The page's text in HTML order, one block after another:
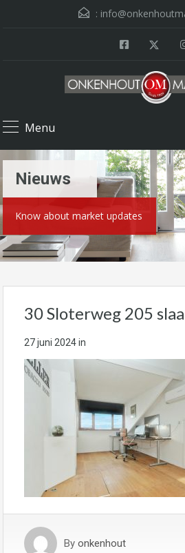
:
Menu
Nieuws
Know about market updates
30 Sloterweg 205
27 juni 2024in
By onkenhout